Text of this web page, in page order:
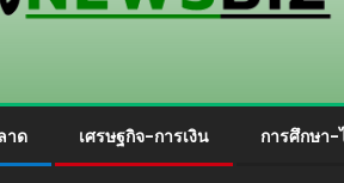
าด เศรษฐกิจ-การเงิน การศึกษา-